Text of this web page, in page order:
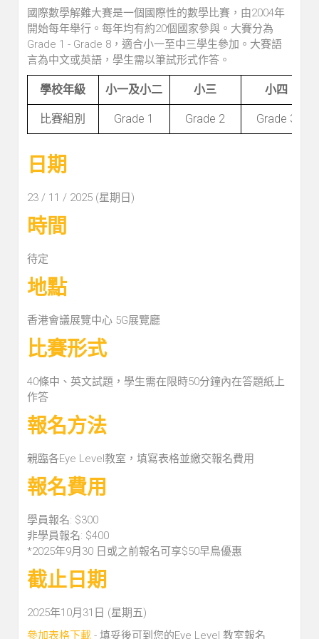
國際數學解難大賽是一個國際性的數學比賽，由2004年
開始每年舉行。每年均有約20個國家參與。大賽分為
Grade 1 - Grade 8，適合小一至中三學生參加。大賽語
言為中文或英語，學生需以筆試形式作答。
學校年級 小一及小二 小三 小四
比賽組別 Grade 1 Grade 2 Grade 3
日期
23 / 11 / 2025 (星期日)
時間
待定
地點
香港會議展覽中心 5G展覽廳
比賽形式
40條中、英文試題，學生需在限時50分鐘內在答題紙上
作答
報名方法
親臨各Eye Level教室，填寫表格並繳交報名費用
報名費用
學員報名: $300
非學員報名: $400
*2025年9月30 日或之前報名可享$50早鳥優惠
截止日期
2025年10月31日 (星期五)
參加表格下載- 填妥後可到您的Eye Level 教室報名